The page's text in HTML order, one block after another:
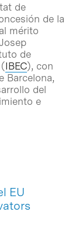
de
de la
al mérito
de
IBEC), con
Barcelona,
del
e
EU